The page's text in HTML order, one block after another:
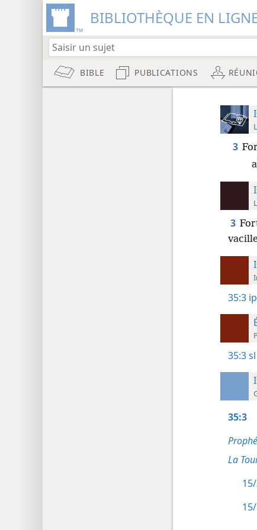
BIBLIOTHÈQUE EN
BIBLE PUBLICATIONS
3
3
35:3
35:3
35:3
La